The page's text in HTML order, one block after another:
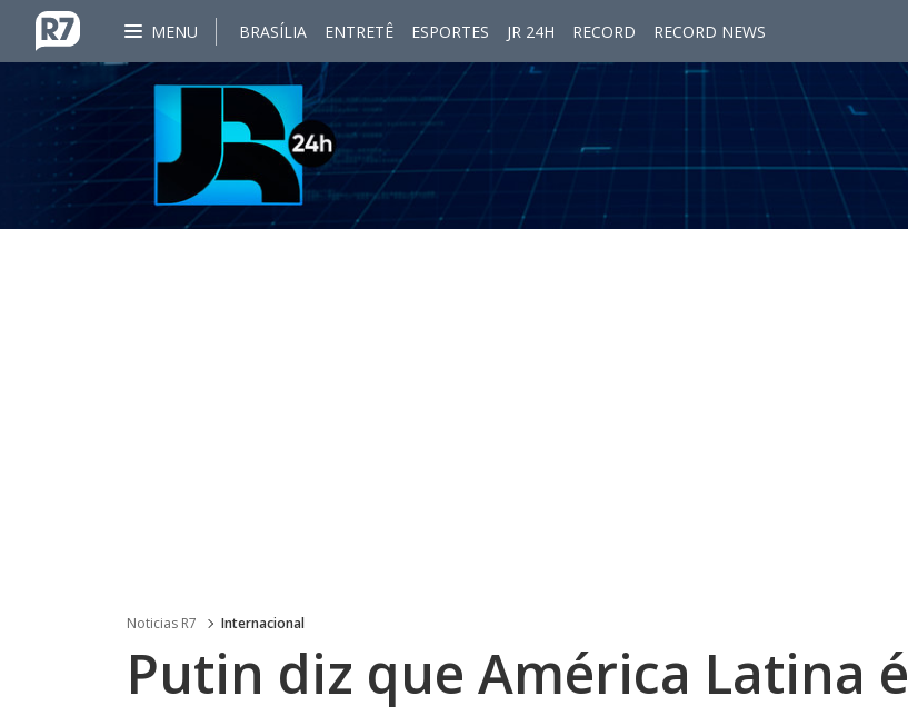
MENU BRASÍLIA ENTRETÊ ESPORTES JR 24H RECORD RECORD NEWS
Noticias R7 Internacional
Putin diz que América Latina é